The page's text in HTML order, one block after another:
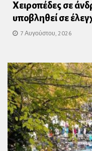
Χειροπέδες σε
υποβληθεί σε
7 Αυγούστου, 2026